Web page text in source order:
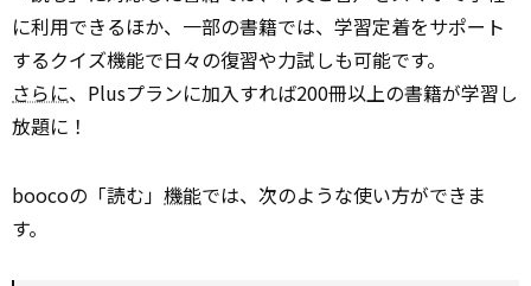
に利用できるほか、一部の書籍では、学習定着をサポート
するクイズ機能で日々の復習や力試しも可能です。
さらに、Plusプランに加入すれば200冊以上の書籍が学習し
放題に！
boocoの「読む」 機能では、次のような使い方ができま
す。